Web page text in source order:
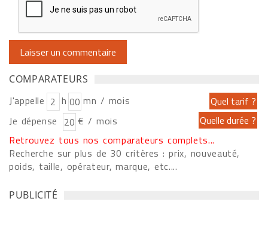
COMPARATEURS
J'appelle h
mn / mois
Je dépense
€ / mois
Retrouvez tous nos comparateurs complets...
Recherche sur plus de 30 critères : prix, nouveauté,
poids, taille, opérateur, marque, etc....
PUBLICITÉ